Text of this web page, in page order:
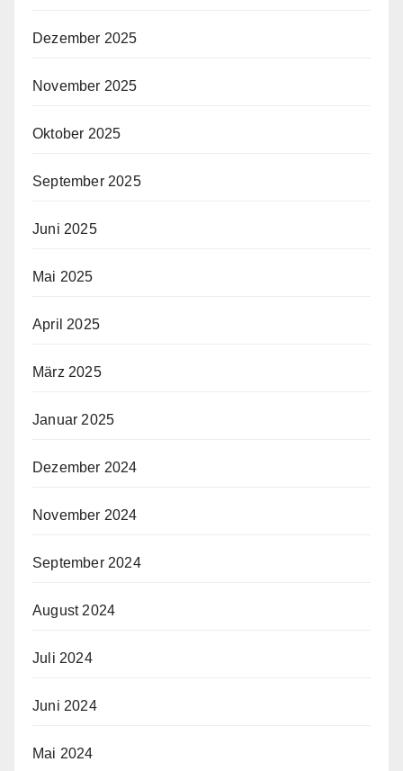
Dezember 2025
November 2025
Oktober 2025
September 2025
Juni 2025
Mai 2025
April 2025
März 2025
Januar 2025
Dezember 2024
November 2024
September 2024
August 2024
Juli 2024
Juni 2024
Mai 2024